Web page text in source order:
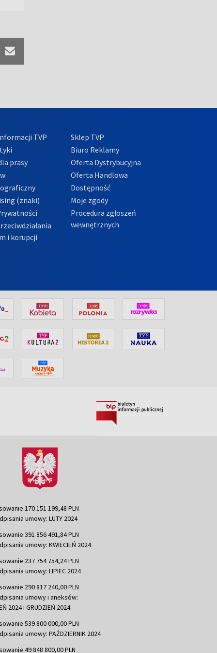
TVP
prasy
(znaki)
i korupcji
Sklep TVP
Biuro Reklamy
Oferta Dystrybucyjna
Oferta Handlowa
Dostępność
Moje zgody
Procedura zgłoszeń
wewnętrznych
170 151 199,48 PLN
umowy: LUTY 2024
391 856 491,84 PLN
umowy: KWIECIEŃ 2024
237 754 754,24 PLN
umowy: LIPIEC 2024
290 817 240,00 PLN
umowy i aneksów:
2024 i GRUDZIEŃ 2024
539 800 000,00 PLN
umowy: PAŹDZIERNIK 2024
49 848 800,00 PLN